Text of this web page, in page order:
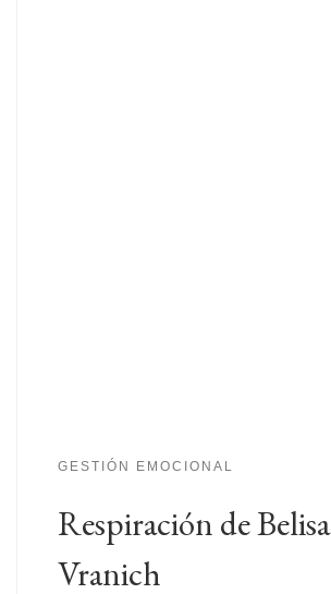
GESTIÓN EMOCIONAL
Respiración de Belisa
Vranich